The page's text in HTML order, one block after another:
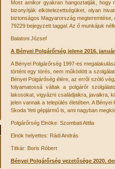
Most amikor gyakran hangoztatják, hogy
bizonyítják elkötelezettségüket, olyan
biztonságos Magyarország
79229 bejegyzett taggal. Az ő munkájuk
Balatoni József
A Bényei Polgárőrség jelene 2016.
A Bényei Polgárőrség 1997-es
történt egy törés, nem működött a
Bényei Polgárőség élére, az erről szóló
folyamatossá váltak a polgárőr
lakosokat, vigyázni családjaikra, javaikra,
jelen vannak a település életében. A
Skoda Yeti gépjármű is, ami nagyban
Polgárőrség Elnöke: Szombati Attila
Elnök helyettes: Rádi András
Titkár: Boris Róbert
Bényei Polgárőrség vezetősége 2020.